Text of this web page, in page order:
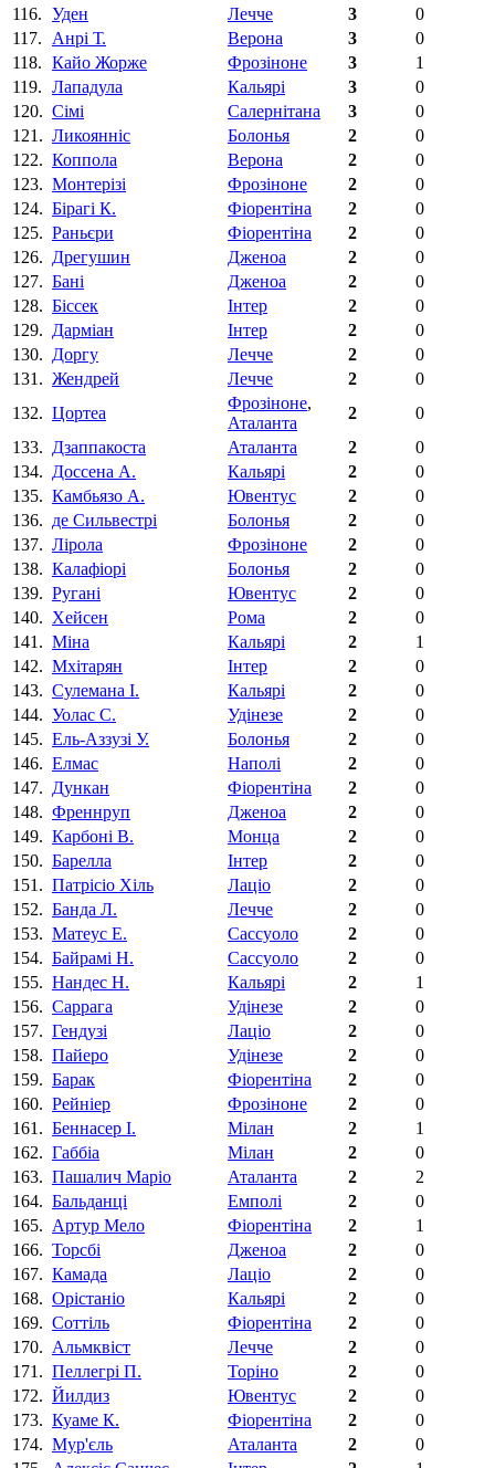
116. Уден Лечче 3
0
117.
Анрi Т. Верона 3
0
118. Кайо Жорже Фрозіноне 3
1
119. Лападула Кальярі 3
0
120. Сімі Салернітана 3
0
121. Ликояннiс Болонья 2
0
122. Коппола Верона 2
0
123. Монтерізі Фрозіноне 2
0
124. Бірагі К. Фіорентіна‎ 2
0
125. Раньєри Фіорентіна‎ 2
0
126. Дрегушин Дженоа 2
0
127. Банi Дженоа 2
0
128. Біссек Інтер 2
0
129. Дарміан Інтер 2
0
130. Доргу Лечче 2
0
131. Жендрей Лечче 2
0
132. Цортеа
Фрозіноне,
Аталанта
2
0
133. Дзаппакоста Аталанта 2
0
134. Доссена А. Кальярі 2
0
135. Камбьязо А. Ювентус 2
0
136. де Сильвестрi Болонья 2
0
137. Лірола Фрозіноне 2
0
138. Калафiорi Болонья 2
0
139. Руганi Ювентус 2
0
140. Хейсен Рома 2
0
141. Міна Кальярі 2
1
142. Мхітарян Інтер 2
0
143. Сулемана I. Кальярі 2
0
144. Уолас С. Удінезе 2
0
145. Ель-Аззузі У. Болонья 2
0
146. Елмас Наполі 2
0
147. Дункан Фіорентіна‎ 2
0
148. Френнруп Дженоа 2
0
149. Карбоні В. Монца 2
0
150. Барелла Інтер 2
0
151. Патрiсiо Хiль Лаціо 2
0
152. Банда Л. Лечче 2
0
153. Матеус E. Сассуоло 2
0
154. Байрамі Н. Сассуоло 2
0
155. Нандес Н. Кальярі 2
1
156. Саррага Удінезе 2
0
157. Гендузі Лаціо 2
0
158. Пайеро Удінезе 2
0
159. Барак Фіорентіна‎ 2
0
160. Рейніер Фрозіноне 2
0
161. Беннасер І. Мілан 2
1
162. Габбіа Мілан 2
0
163. Пашалич Маріо Аталанта 2
2
164. Бальданцi Емполі 2
0
165. Артур Мело Фіорентіна‎ 2
1
166. Торсбі Дженоа 2
0
167. Камада Лаціо 2
0
168. Орістаніо Кальярі 2
0
169. Соттіль Фіорентіна‎ 2
0
170. Альмквіст Лечче 2
0
171. Пеллегрi П. Торіно 2
0
172. Йилдиз Ювентус 2
0
173. Куаме К. Фіорентіна‎ 2
0
174. Мур'єль Аталанта 2
0